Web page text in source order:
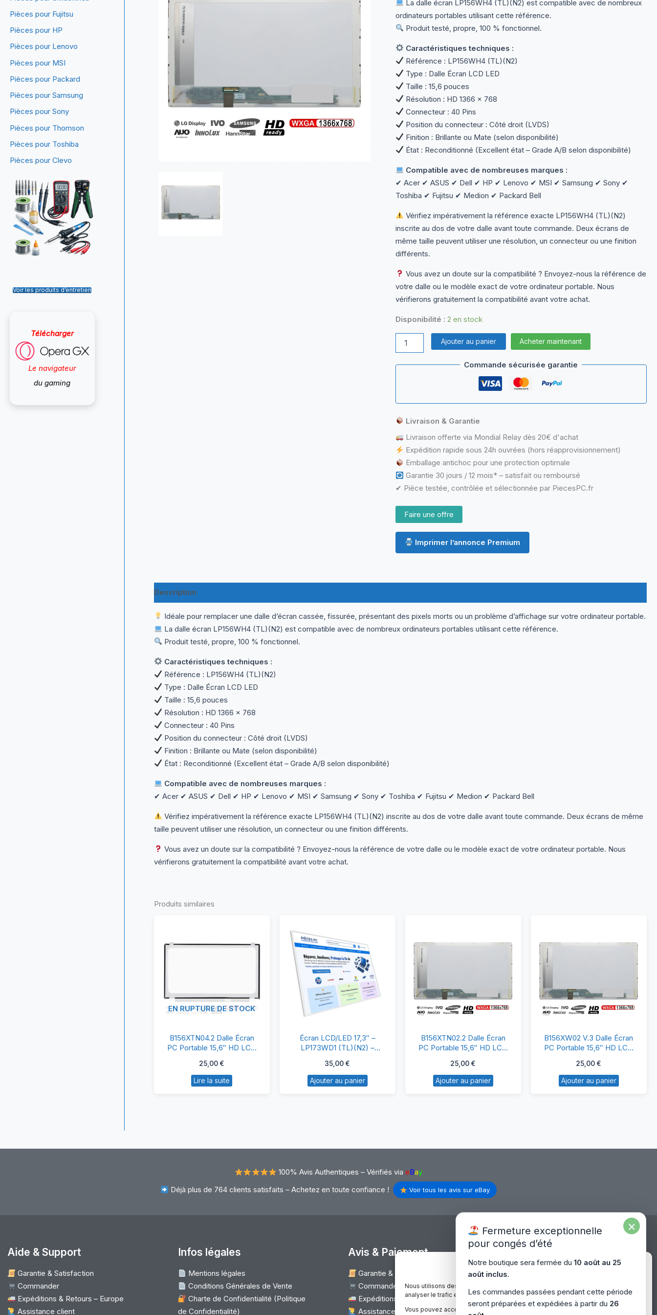
Gérer le consentement
Nous utilisons des cookies pour améliorer votre expérience sur notre site,
analyser le trafic et proposer des contenus personnalisés.
Vous pouvez accepter, refuser ou gérer vos préférences à tout moment.
Pièces pour Fujitsu
Pièces pour HP
Pièces pour Lenovo
Pièces pour MSI
Pièces pour Packard
Pièces pour Samsung
Pièces pour Sony
Pièces pour Thomson
Pièces pour Toshiba
Pièces pour Clevo
Voir les produits d’entretien
Télécharger
Le navigateur
du gaming
La dalle écran LP156WH4 (TL)(N2) est compatible avec de nombreux
ordinateurs portables utilisant cette référence.
Produit testé, propre, 100 % fonctionnel.
Caractéristiques techniques :
Référence : LP156WH4 (TL)(N2)
Type : Dalle Écran LCD LED
Taille : 15,6 pouces
Résolution : HD 1366 × 768
Connecteur : 40 Pins
Position du connecteur : Côté droit (LVDS)
Finition : Brillante ou Mate (selon disponibilité)
État : Reconditionné (Excellent état – Grade A/B selon disponibilité)
Compatible avec de nombreuses marques :
✔ Acer ✔ ASUS ✔ Dell ✔ HP ✔ Lenovo ✔ MSI ✔ Samsung ✔ Sony ✔
Toshiba ✔ Fujitsu ✔ Medion ✔ Packard Bell
Vérifiez impérativement la référence exacte LP156WH4 (TL)(N2)
inscrite au dos de votre dalle avant toute commande. Deux écrans de
même taille peuvent utiliser une résolution, un connecteur ou une finition
différents.
Vous avez un doute sur la compatibilité ? Envoyez-nous la référence de
votre dalle ou le modèle exact de votre ordinateur portable. Nous
vérifierons gratuitement la compatibilité avant votre achat.
Disponibilité : 2 en stock
(TL)
PC
Portable
15,6"
HD
LCD
LED
40
Pins
Ajouter au panier Acheter maintenant
Commande sécurisée garantie
Livraison & Garantie
Livraison offerte via Mondial Relay dès 20€ d'achat
Expédition rapide sous 24h ouvrées (hors réapprovisionnement)
Emballage antichoc pour une protection optimale
Garantie 30 jours / 12 mois* – satisfait ou remboursé
✔ Pièce testée, contrôlée et sélectionnée par PiecesPC.fr
Faire une offre
Imprimer l’annonce Premium
Description
Idéale pour remplacer une dalle d’écran cassée, fissurée, présentant des pixels morts ou un problème d’affichage sur votre ordinateur portable.
La dalle écran LP156WH4 (TL)(N2) est compatible avec de nombreux ordinateurs portables utilisant cette référence.
Produit testé, propre, 100 % fonctionnel.
Caractéristiques techniques :
Référence : LP156WH4 (TL)(N2)
Type : Dalle Écran LCD LED
Taille : 15,6 pouces
Résolution : HD 1366 × 768
Connecteur : 40 Pins
Position du connecteur : Côté droit (LVDS)
Finition : Brillante ou Mate (selon disponibilité)
État : Reconditionné (Excellent état – Grade A/B selon disponibilité)
Compatible avec de nombreuses marques :
✔ Acer ✔ ASUS ✔ Dell ✔ HP ✔ Lenovo ✔ MSI ✔ Samsung ✔ Sony ✔ Toshiba ✔ Fujitsu ✔ Medion ✔ Packard Bell
Vérifiez impérativement la référence exacte LP156WH4 (TL)(N2) inscrite au dos de votre dalle avant toute commande. Deux écrans de même
taille peuvent utiliser une résolution, un connecteur ou une finition différents.
Vous avez un doute sur la compatibilité ? Envoyez-nous la référence de votre dalle ou le modèle exact de votre ordinateur portable. Nous
vérifierons gratuitement la compatibilité avant votre achat.
Produits similaires
B156XTN04.2
Dalle
Écran
Portable
Slim
EN RUPTURE DE STOCK
B156XTN04.2 Dalle Écran
PC Portable 15,6″ HD LCD
25,00 €
Lire la suite
Écran
LCD/LED
17,3″
LP173WD1
1600×900
Haute
Qualité
Écran LCD/LED 17,3″ –
LP173WD1 (TL)(N2) –
Qualité & Compatibilité
35,00 €
Ajouter au panier
B156XTN02.2
Dalle
Écran
Portable
30
B156XTN02.2 Dalle Écran
PC Portable 15,6″ HD LCD
25,00 €
Ajouter au panier
B156XW02
V.3
Dalle
PC
LED
B156XW02 V.3 Dalle Écran
PC Portable 15,6″ HD LCD
25,00 €
Ajouter au panier
100% Avis Authentiques – Vérifiés via eBay
Déjà plus de 764 clients satisfaits – Achetez en toute confiance !
Voir tous les avis sur eBay
Aide & Support
Garantie & Satisfaction
Commander
Expéditions & Retours – Europe
Assistance client
Infos légales
Mentions légales
Conditions Générales de Vente
Charte de Confidentialité (Politique
de Confidentialité)
Avis & Paiement
Garantie & Satisfaction
Commander
Expéditions & Retours – Europe
Assistance client
Livraison rapide dans toute l’Europe via
“ Mondial Relay&Colissimo
×
Fermeture exceptionnelle
pour congés d’été
Notre boutique sera fermée du 10 août au 25
août inclus.
Les commandes passées pendant cette période
seront préparées et expédiées à partir du 26